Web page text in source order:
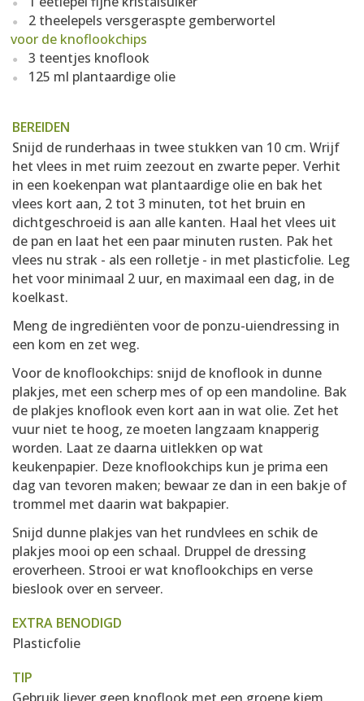
2 theelepels versgeraspte gemberwortel
voor de knoflookchips
3 teentjes knoflook
125 ml plantaardige olie
BEREIDEN
Snijd de runderhaas in twee stukken van 10 cm. Wrijf
het vlees in met ruim zeezout en zwarte peper. Verhit
in een koekenpan wat plantaardige olie en bak het
vlees kort aan, 2 tot 3 minuten, tot het bruin en
dichtgeschroeid is aan alle kanten. Haal het vlees uit
de pan en laat het een paar minuten rusten. Pak het
vlees nu strak - als een rolletje - in met plasticfolie. Leg
het voor minimaal 2 uur, en maximaal een dag, in de
koelkast.
Meng de ingrediënten voor de ponzu-uiendressing in
een kom en zet weg.
Voor de knoflookchips: snijd de knoflook in dunne
plakjes, met een scherp mes of op een mandoline. Bak
de plakjes knoflook even kort aan in wat olie. Zet het
vuur niet te hoog, ze moeten langzaam knapperig
worden. Laat ze daarna uitlekken op wat
keukenpapier. Deze knoflookchips kun je prima een
dag van tevoren maken; bewaar ze dan in een bakje of
trommel met daarin wat bakpapier.
Snijd dunne plakjes van het rundvlees en schik de
plakjes mooi op een schaal. Druppel de dressing
eroverheen. Strooi er wat knoflookchips en verse
bieslook over en serveer.
EXTRA BENODIGD
Plasticfolie
TIP